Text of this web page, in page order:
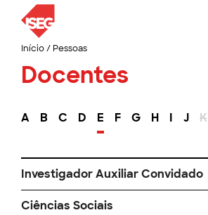
Início/ Pessoas
Docentes
A B C D E F G H I J K
Investigador Auxiliar Convidado
Ciências Sociais